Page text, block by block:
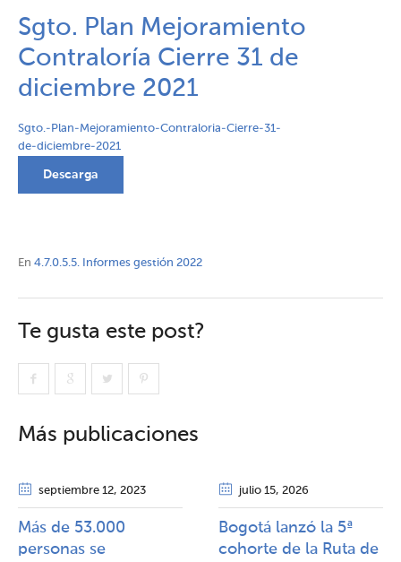
Sgto. Plan Mejoramiento
Contraloría Cierre 31 de
diciembre 2021
Sgto.-Plan-Mejoramiento-Contraloria-Cierre-31-
de-diciembre-2021
Descarga
En 4.7.0.5.5. Informes gestión 2022
Te gusta este post?
Más publicaciones
septiembre 12, 2023
Más de 53.000
personas se
julio 15, 2026
Bogotá lanzó la 5ª
cohorte de la Ruta de